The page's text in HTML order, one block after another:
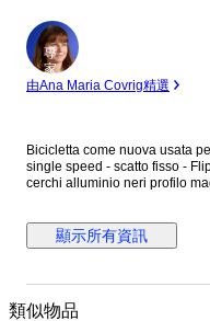
專
家
由Ana Maria Covrig精選
Bicicletta come nuova usata
single speed - scatto fisso -
cerchi alluminio neri profilo
顯示所有資訊
類似物品